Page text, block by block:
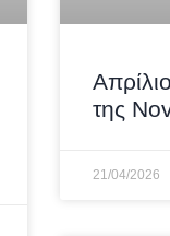
της
21/04/2026